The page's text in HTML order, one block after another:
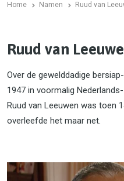
Home Namen Ruud van
Ruud van
Over de gewelddadige
1947 in voormalig
Ruud van Leeuwen was toen
overleefde het maar net.